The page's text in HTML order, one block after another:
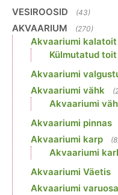
VESIROOSID (43)
AKVAARIUM (270)
Akvaariumi kalatoit
Külmutatud toit
Akvaariumi
Akvaariumi vähk
Akvaariumi
Akvaariumi pinnas
Akvaariumi karp
Akvaariumi
Akvaariumi Väetis
Akvaariumi